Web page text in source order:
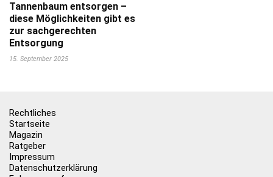
Tannenbaum entsorgen –
diese Möglichkeiten gibt es
zur sachgerechten
Entsorgung
15. September 2025
Rechtliches
Startseite
Magazin
Ratgeber
Impressum
Datenschutzerklärung